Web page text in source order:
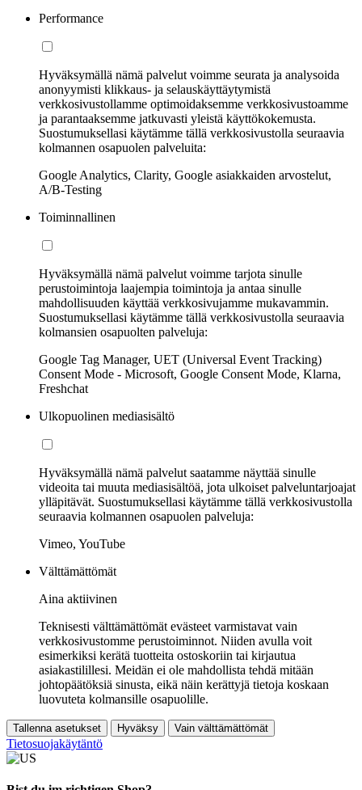
Performance
Hyväksymällä nämä palvelut voimme seurata ja analysoida
anonyymisti klikkaus- ja selauskäyttäytymistä
verkkosivustollamme optimoidaksemme verkkosivustoamme
ja parantaaksemme jatkuvasti yleistä käyttökokemusta.
Suostumuksellasi käytämme tällä verkkosivustolla seuraavia
kolmannen osapuolen palveluita:
Google Analytics, Clarity, Google asiakkaiden arvostelut,
A/B-Testing
Toiminnallinen
Hyväksymällä nämä palvelut voimme tarjota sinulle
perustoimintoja laajempia toimintoja ja antaa sinulle
mahdollisuuden käyttää verkkosivujamme mukavammin.
Suostumuksellasi käytämme tällä verkkosivustolla seuraavia
kolmansien osapuolten palveluja:
Google Tag Manager, UET (Universal Event Tracking)
Consent Mode - Microsoft, Google Consent Mode, Klarna,
Freshchat
Ulkopuolinen mediasisältö
Hyväksymällä nämä palvelut saatamme näyttää sinulle
videoita tai muuta mediasisältöä, jota ulkoiset palveluntarjoajat
ylläpitävät. Suostumuksellasi käytämme tällä verkkosivustolla
seuraavia kolmannen osapuolen palveluja:
Vimeo, YouTube
Välttämättömät
Aina aktiivinen
Teknisesti välttämättömät evästeet varmistavat vain
verkkosivustomme perustoiminnot. Niiden avulla voit
esimerkiksi kerätä tuotteita ostoskoriin tai kirjautua
asiakastilillesi. Meidän ei ole mahdollista tehdä mitään
johtopäätöksiä sinusta, eikä näin kerättyjä tietoja koskaan
luovuteta kolmansille osapuolille.
Tallenna asetukset Hyväksy Vain välttämättömät
Tietosuojakäytäntö